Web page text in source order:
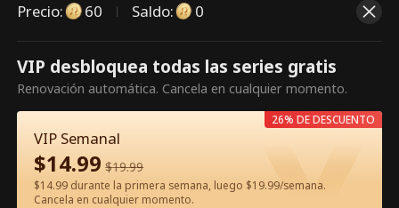
Es un episodio de pago.
Desbloquéalo para verlo.
60
Precio: 60 Saldo: 0
VIP desbloquea todas las series gratis
Renovación automática. Cancela en cualquier momento.
VIP Semanal
$14.99 $19.99
$14.99 durante la primera semana, luego $19.99/semana.
Cancela en cualquier momento.
26% DE DESCUENTO